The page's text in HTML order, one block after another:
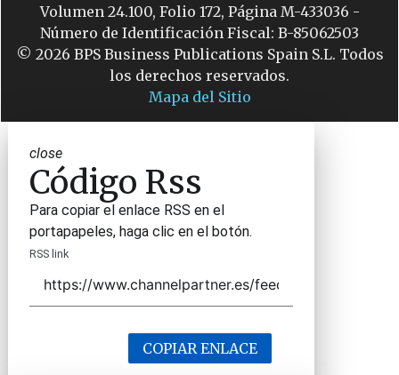
Volumen 24.100, Folio 172, Página M-433036 -
Número de Identificación Fiscal: B-85062503
© 2026 BPS Business Publications Spain S.L. Todos
los derechos reservados.
Mapa del Sitio
close
Código Rss
Para copiar el enlace RSS en el
portapapeles, haga clic en el botón.
RSS link
COPIAR ENLACE